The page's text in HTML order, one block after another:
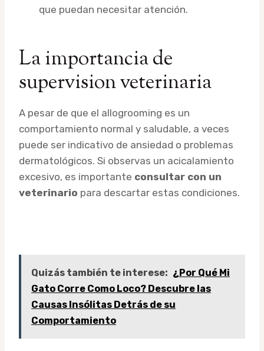
que puedan necesitar atención.
La importancia de
supervision veterinaria
A pesar de que el allogrooming es un
comportamiento normal y saludable, a veces
puede ser indicativo de ansiedad o problemas
dermatológicos. Si observas un acicalamiento
excesivo, es importante consultar con un
veterinario para descartar estas condiciones.
Quizás también te interese: ¿Por Qué Mi
Gato Corre Como Loco? Descubre las
Causas Insólitas Detrás de su
Comportamiento